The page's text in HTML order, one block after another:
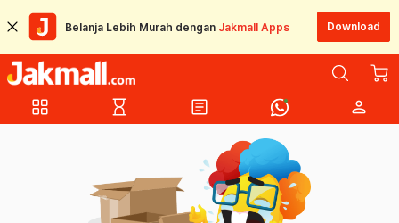
Belanja Lebih Murah dengan Jakmall Apps Download
grid_view hourglass_empty article person